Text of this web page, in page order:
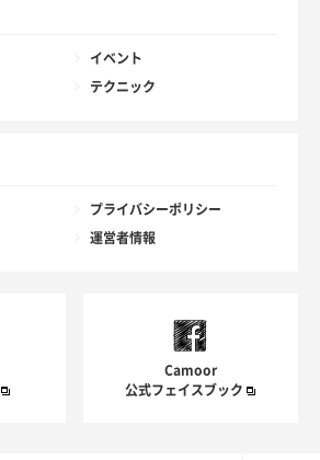
イベント
テクニック
プライバシーポリシー
運営者情報
Camoor
公式フェイスブック